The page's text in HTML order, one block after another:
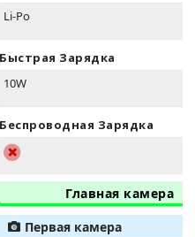
Li-Po
Быстрая Зарядка
10W
Беспроводная Зарядка
Главная камера
Первая камера